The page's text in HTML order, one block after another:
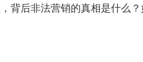
背后非法营销的真相是什么